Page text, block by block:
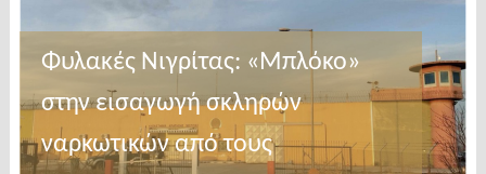
στην
Βισαλτίας"
Φυλακές Νιγρίτας: «Μπλόκο»
στην εισαγωγή σκληρών
ναρκωτικών από τους